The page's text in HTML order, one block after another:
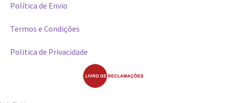
Política de Envio
Termos e Condições
Politica de Privacidade